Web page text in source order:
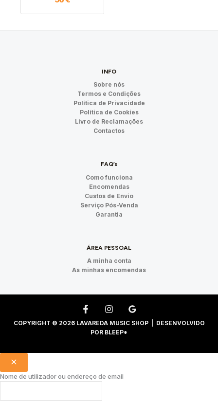
INFO
Sobre nós
Termos e Condições
Política de Privacidade
Política de Cookies
Livro de Reclamações
Contactos
FAQ’s
Como funciona
Encomendas
Custos de Envio
Serviço Pós-Venda
Garantia
ÁREA PESSOAL
A minha conta
As minhas encomendas
COPYRIGHT © 2026 LAVAREDA MUSIC SHOP | DESENVOLVIDO
POR BLEEP*
Nome de utilizador ou endereço de email